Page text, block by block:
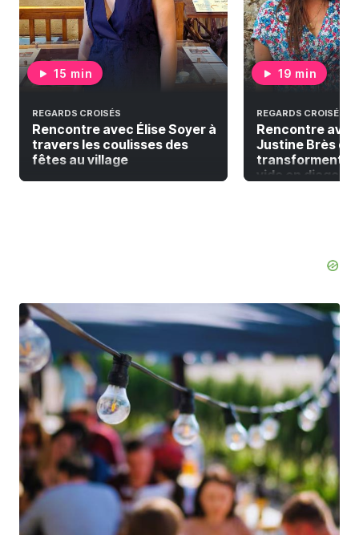
15 min
REGARDS CROISÉS
Rencontre avec Élise Soyer à
travers les coulisses des
fêtes au village
19 min
REGARDS CROISÉS
Rencontre
Justine Brès qui
transforment la
vide en